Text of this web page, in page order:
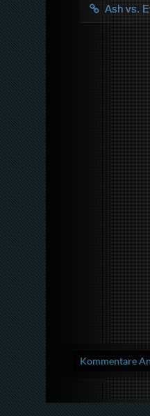
Ash vs.
Kommentare